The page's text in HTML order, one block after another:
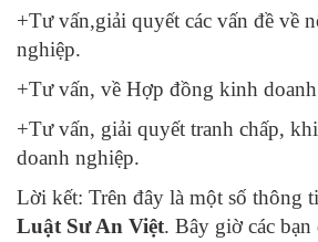
+Tư vấn,giải quyết các vấn đề về
nghiệp.
+Tư vấn, về Hợp đồng kinh
+Tư vấn, giải quyết tranh chấp,
doanh nghiệp.
Lời kết: Trên đây là một số thông
Luật Sư An Việt. Bây giờ các bạn